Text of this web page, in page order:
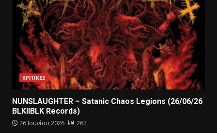
ΚΡΙΤΙΚΕΣ
NUNSLAUGHTER – Satanic Chaos Legions (26/06/26
BLKIIBLK Records)
26 Ιουνίου 2026 262